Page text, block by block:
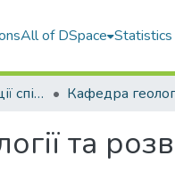
All of DSpace Statistics
Персональні колекції співробітників та підрозділів
та